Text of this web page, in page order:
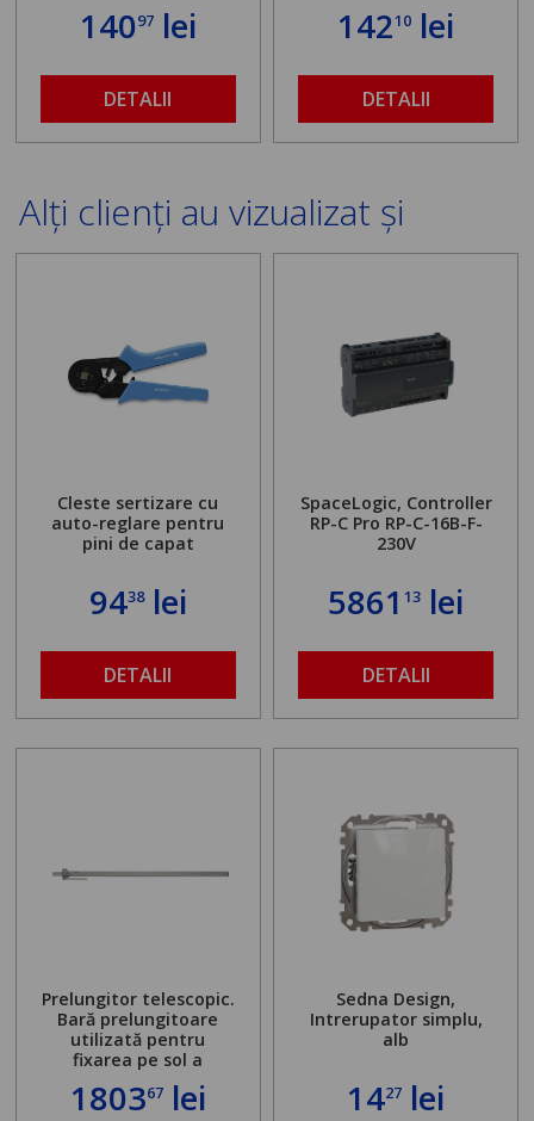
14097lei
DETALII
14210 lei
DETALII
Alți clienți au vizualizat și
Cleste sertizare cu
auto-reglare pentru
pini de capat
9438lei
DETALII
SpaceLogic, Controller
RP-C Pro RP-C-16B-F-
230V
586113 lei
DETALII
Prelungitor telescopic.
Bară prelungitoare
utilizată pentru
fixarea pe sol a
găurit în locul
180367lei
Sedna Design,
Intrerupator simplu,
alb
1427 lei